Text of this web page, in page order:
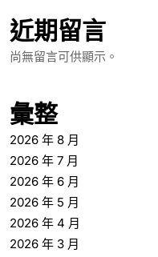
近期留言
尚無留言可供顯示。
彙整
2026 年 8 月
2026 年 7 月
2026 年 6 月
2026 年 5 月
2026 年 4 月
2026 年 3 月